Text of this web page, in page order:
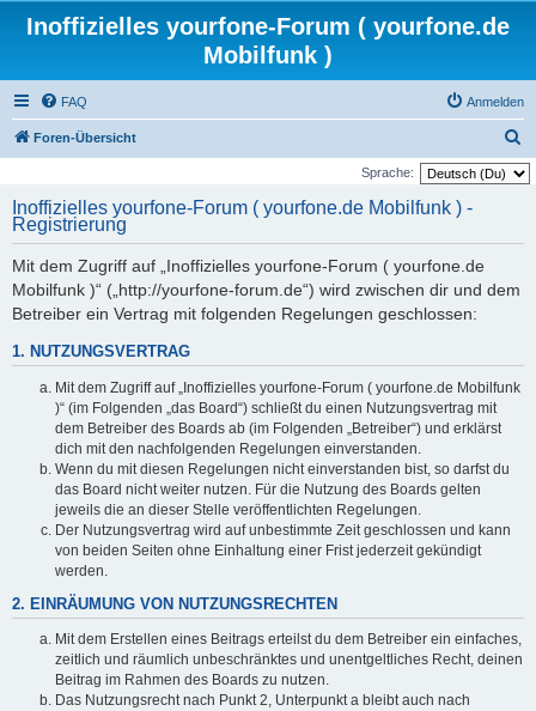
Inoffizielles yourfone-Forum ( yourfone.de
Mobilfunk )
FAQ Anmelden
Foren-Übersicht
u
Sprache:
Inoffizielles yourfone-Forum ( yourfone.de Mobilfunk ) -
Registrierung
Mit dem Zugriff auf „Inoffizielles yourfone-Forum ( yourfone.de
Mobilfunk )“ („http://yourfone-forum.de“) wird zwischen dir und dem
Betreiber ein Vertrag mit folgenden Regelungen geschlossen:
1. NUTZUNGSVERTRAG
Mit dem Zugriff auf „Inoffizielles yourfone-Forum ( yourfone.de Mobilfunk
)“ (im Folgenden „das Board“) schließt du einen Nutzungsvertrag mit
dem Betreiber des Boards ab (im Folgenden „Betreiber“) und erklärst
dich mit den nachfolgenden Regelungen einverstanden.
Wenn du mit diesen Regelungen nicht einverstanden bist, so darfst du
das Board nicht weiter nutzen. Für die Nutzung des Boards gelten
jeweils die an dieser Stelle veröffentlichten Regelungen.
Der Nutzungsvertrag wird auf unbestimmte Zeit geschlossen und kann
von beiden Seiten ohne Einhaltung einer Frist jederzeit gekündigt
werden.
2. EINRÄUMUNG VON NUTZUNGSRECHTEN
Mit dem Erstellen eines Beitrags erteilst du dem Betreiber ein einfaches,
zeitlich und räumlich unbeschränktes und unentgeltliches Recht, deinen
Beitrag im Rahmen des Boards zu nutzen.
Das Nutzungsrecht nach Punkt 2, Unterpunkt a bleibt auch nach